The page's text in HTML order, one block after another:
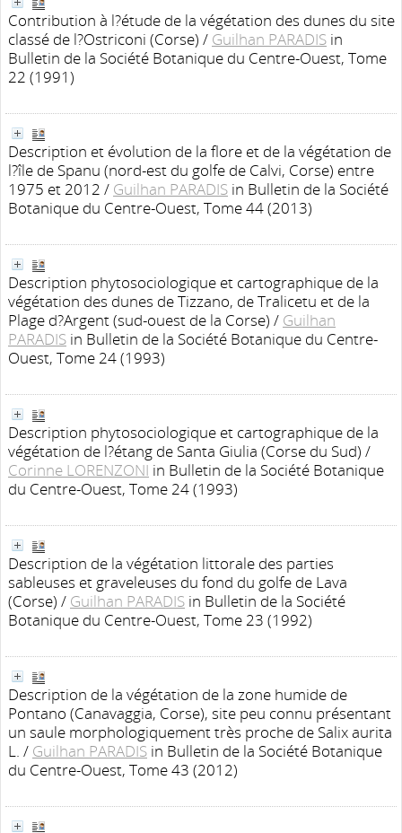
Contribution à l?étude de la végétation des dunes du site
classé de l?Ostriconi (Corse) / Guilhan PARADIS in
Bulletin de la Société Botanique du Centre-Ouest, Tome
22 (1991)
Description et évolution de la flore et de la végétation de
l?île de Spanu (nord-est du golfe de Calvi, Corse) entre
1975 et 2012 / Guilhan PARADIS in Bulletin de la Société
Botanique du Centre-Ouest, Tome 44 (2013)
Description phytosociologique et cartographique de la
végétation des dunes de Tizzano, de Tralicetu et de la
Plage d?Argent (sud-ouest de la Corse) / Guilhan
PARADIS in Bulletin de la Société Botanique du Centre-
Ouest, Tome 24 (1993)
Description phytosociologique et cartographique de la
végétation de l?étang de Santa Giulia (Corse du Sud) /
Corinne LORENZONI in Bulletin de la Société Botanique
du Centre-Ouest, Tome 24 (1993)
Description de la végétation littorale des parties
sableuses et graveleuses du fond du golfe de Lava
(Corse) / Guilhan PARADIS in Bulletin de la Société
Botanique du Centre-Ouest, Tome 23 (1992)
Description de la végétation de la zone humide de
Pontano (Canavaggia, Corse), site peu connu présentant
un saule morphologiquement très proche de Salix aurita
L. / Guilhan PARADIS in Bulletin de la Société Botanique
du Centre-Ouest, Tome 43 (2012)